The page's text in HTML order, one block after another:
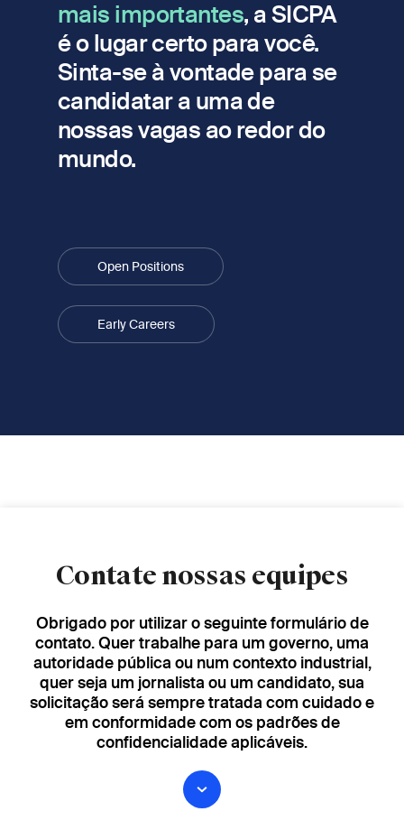
mais importantes, a SICPA
é o lugar certo para você.
Sinta-se à vontade para se
candidatar a uma de
nossas vagas ao redor do
mundo.
Open Positions
Early Careers
Contate nossas equipes
Obrigado por utilizar o seguinte formulário de
contato. Quer trabalhe para um governo, uma
autoridade pública ou num contexto industrial,
quer seja um jornalista ou um candidato, sua
solicitação será sempre tratada com cuidado e
em conformidade com os padrões de
confidencialidade aplicáveis.